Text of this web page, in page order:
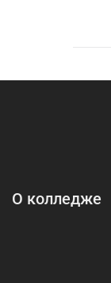
О колледже